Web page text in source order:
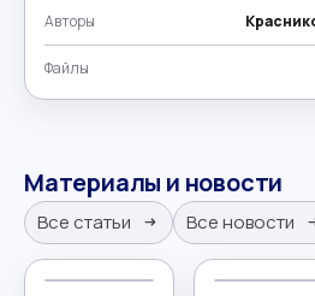
Авторы
Файлы
Материалы и новости
Все статьи Все новости